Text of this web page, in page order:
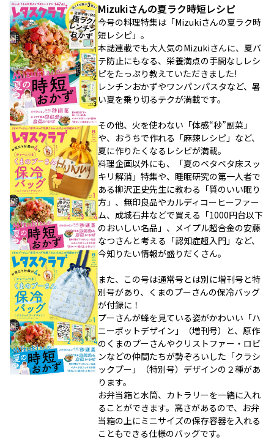
Mizukiさんの夏ラク時短レシピ
今号の料理特集は「Mizukiさんの夏ラク時
短レシピ」。
本誌連載でも大人気のMizukiさんに、夏バ
テ防止にもなる、栄養満点の手間なしレシ
ピをたっぷり教えていただきました!
レンチンおかずやワンパンパスタなど、暑
い夏を乗り切るテクが満載です。
その他、火を使わない「体感“秒”副菜」
や、おうちで作れる「麻辣レシピ」など、
夏に作りたくなるレシピが満載。
料理企画以外にも、「夏のベタベタ床スッ
キリ解消」特集や、睡眠研究の第一人者で
ある柳沢正史先生に教わる「質のいい眠り
方」、無印良品やカルディコーヒーファー
ム、成城石井などで買える「1000円台以下
のおいしい名品」、メイプル超合金の安藤
なつさんと考える「認知症超入門」など、
今知りたい情報が盛りだくさん。
また、この号は通常号とは別に増刊号と特
別号があり、くまのプーさんの保冷バッグ
が付録に！
プーさんが蜂を見ている姿がかわいい「ハ
ニーポットデザイン」（増刊号）と、原作
のくまのプーさんやクリストファー・ロビ
ンなどの仲間たちが勢ぞろいした「クラシ
ックプー」（特別号）デザインの２種があ
ります。
お弁当箱と水筒、カトラリーを一緒に入れ
ることができます。高さがあるので、お弁
当箱の上にミニサイズの保存容器を入れる
こともできる仕様のバッグです。